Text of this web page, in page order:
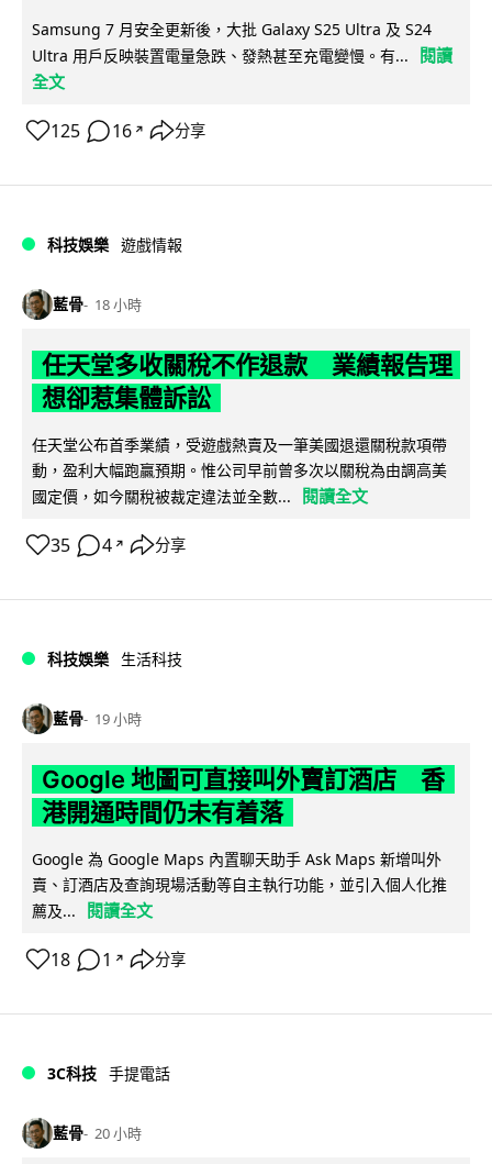
Samsung 7 月安全更新後，大批 Galaxy S25 Ultra 及 S24
Ultra 用戶反映裝置電量急跌、發熱甚至充電變慢。有...
閱讀
全文
125 16 ↗ 分享
科技娛樂 遊戲情報
藍骨 18 小時
任天堂多收關稅不作退款 業績報告理
想卻惹集體訴訟
任天堂公布首季業績，受遊戲熱賣及一筆美國退還關稅款項帶
動，盈利大幅跑贏預期。惟公司早前曾多次以關稅為由調高美
國定價，如今關稅被裁定違法並全數...
閱讀全文
35 4 ↗ 分享
科技娛樂 生活科技
藍骨 19 小時
Google 地圖可直接叫外賣訂酒店 香
港開通時間仍未有着落
Google 為 Google Maps 內置聊天助手 Ask Maps 新增叫外
賣、訂酒店及查詢現場活動等自主執行功能，並引入個人化推
薦及...
閱讀全文
18 1 ↗ 分享
3C科技 手提電話
藍骨 20 小時